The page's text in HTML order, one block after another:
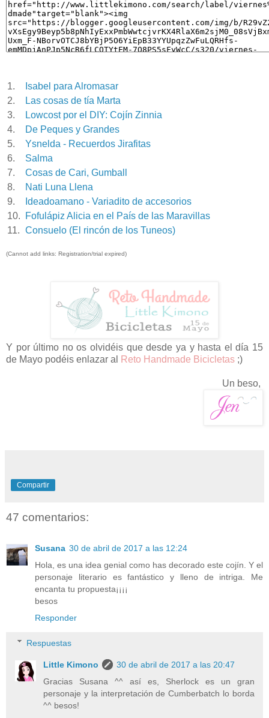
1.
Isabel para Alromasar
2.
Las cosas de tía Marta
3.
Lowcost por el DIY: Cojín Zinnia
4.
De Peques y Grandes
5.
Ysnelda - Recuerdos Jirafitas
6.
Salma
7.
Cosas de Cari, Gumball
8.
Nati Luna Llena
9.
Ideadoamano - Variadito de accesorios
10.
Fofulápiz Alicia en el País de las Maravillas
11. Consuelo (El rincón de los Tuneos)
(Cannot add links: Registration/trial expired)
Y por último no os olvidéis que desde ya y hasta el día 15
de Mayo podéis enlazar al
Reto Handmade Bicicletas ;)
Un beso,
Compartir
47 comentarios:
Susana 30 de abril de 2017 a las 12:24
Hola, es una idea genial como has decorado este cojín. Y el
personaje literario es fantástico y lleno de intriga. Me
encanta tu propuesta¡¡¡¡
besos
Responder
Respuestas
Little Kimono
30 de abril de 2017 a las 20:47
Gracias Susana ^^ así es, Sherlock es un gran
personaje y la interpretación de Cumberbatch lo borda
^^ besos!